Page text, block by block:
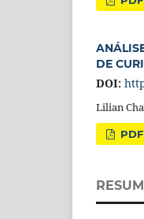
DE
DOI:
Lilian
PDF